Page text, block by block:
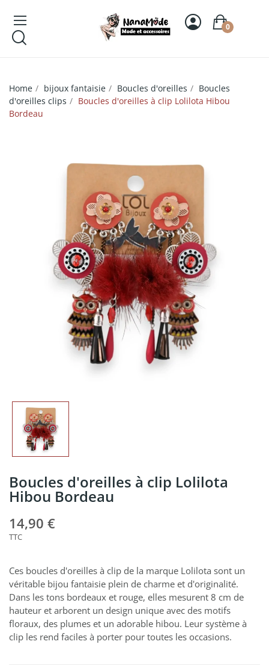
0
Home bijoux fantaisie Boucles d'oreilles
Boucles
d'oreilles clips
Boucles d'oreilles à clip Lolilota Hibou
Bordeau
Boucles d'oreilles à clip Lolilota
Hibou Bordeau
14,90 €
TTC
Ces boucles d'oreilles à clip de la marque Lolilota sont un
véritable bijou fantaisie plein de charme et d'originalité.
Dans les tons bordeaux et rouge, elles mesurent 8 cm de
hauteur et arborent un design unique avec des motifs
floraux, des plumes et un adorable hibou. Leur système à
clip les rend faciles à porter pour toutes les occasions.